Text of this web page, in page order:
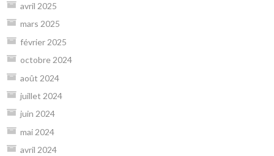
avril 2025
mars 2025
février 2025
octobre 2024
août 2024
juillet 2024
juin 2024
mai 2024
avril 2024